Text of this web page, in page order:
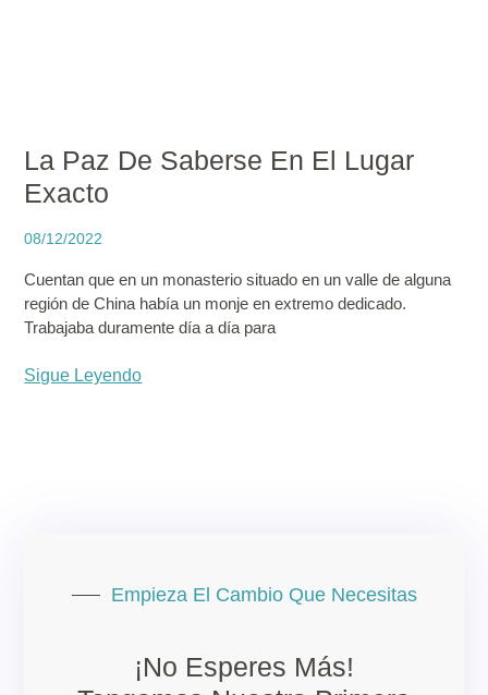
La Paz De Saberse En El Lugar
Exacto
08/12/2022
Cuentan que en un monasterio situado en un valle de alguna
región de China había un monje en extremo dedicado.
Trabajaba duramente día a día para
Sigue Leyendo
Empieza El Cambio Que Necesitas
¡No Esperes Más!